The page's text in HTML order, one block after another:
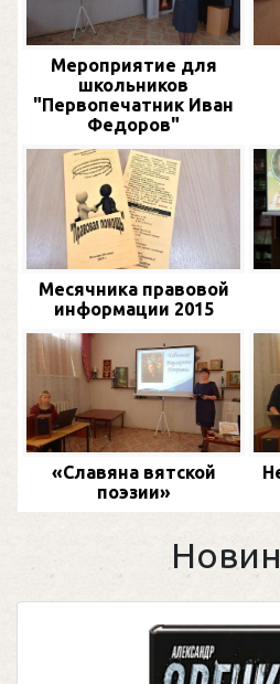
Мероприятие для
школьников
"Первопечатник Иван
Федоров"
Месячника правовой
информации 2015
«Славяна вятской
поэзии»